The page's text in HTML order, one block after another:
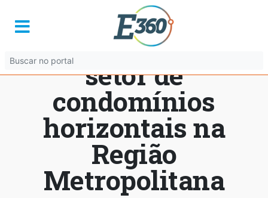
Intenção de compra
mantém aquecido
setor de
condomínios
horizontais na
Região
Metropolitana